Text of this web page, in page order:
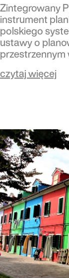
Zintegrowany
instrument
polskiego
ustawy o
przestrzennym
czytaj więcej